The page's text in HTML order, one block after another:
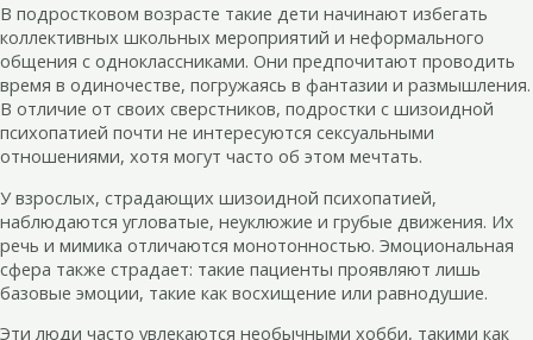
В подростковом возрасте такие дети начинают избегать
коллективных школьных мероприятий и неформального
общения с одноклассниками. Они предпочитают проводить
время в одиночестве, погружаясь в фантазии и размышления.
В отличие от своих сверстников, подростки с шизоидной
психопатией почти не интересуются сексуальными
отношениями, хотя могут часто об этом мечтать.
У взрослых, страдающих шизоидной психопатией,
наблюдаются угловатые, неуклюжие и грубые движения. Их
речь и мимика отличаются монотонностью. Эмоциональная
сфера также страдает: такие пациенты проявляют лишь
базовые эмоции, такие как восхищение или равнодушие.
Эти люди часто увлекаются необычными хобби, такими как